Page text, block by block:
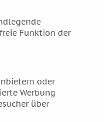
Funktion der
oder
Werbung
über